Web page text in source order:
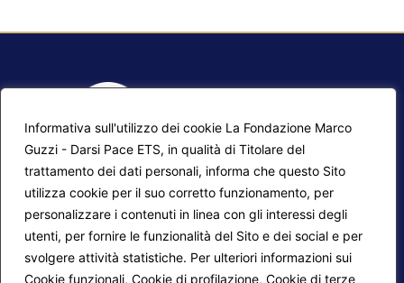
Informativa sull'utilizzo dei cookie La Fondazione Marco
Guzzi - Darsi Pace ETS, in qualità di Titolare del
trattamento dei dati personali, informa che questo Sito
utilizza cookie per il suo corretto funzionamento, per
personalizzare i contenuti in linea con gli interessi degli
utenti, per fornire le funzionalità del Sito e dei social e per
svolgere attività statistiche. Per ulteriori informazioni sui
Cookie funzionali, Cookie di profilazione, Cookie di terze
Mappa del sito
Progetti Darsi Pace
Calendario corsi
Privacy Policy